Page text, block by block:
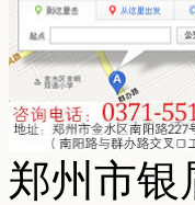
郑州市银